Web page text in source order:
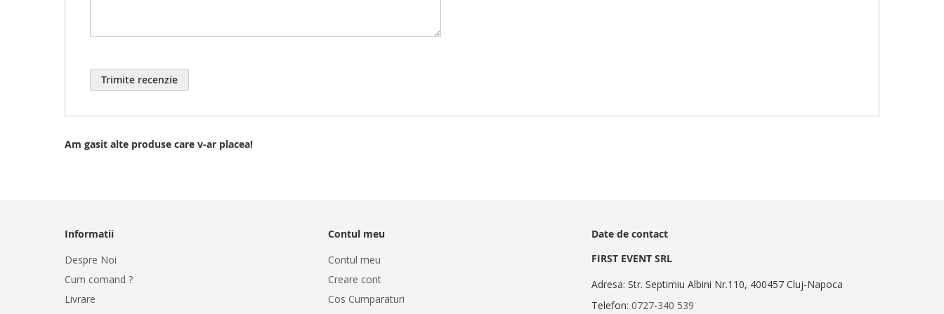
Trimite recenzie
Am gasit alte produse care v-ar placea!
Informatii
Despre Noi
Cum comand ?
Livrare
Contul meu
Contul meu
Creare cont
Cos Cumparaturi
Date de contact
FIRST EVENT SRL
Adresa: Str. Septimiu Albini Nr.110, 400457 Cluj-Napoca
Telefon:0727-340 539